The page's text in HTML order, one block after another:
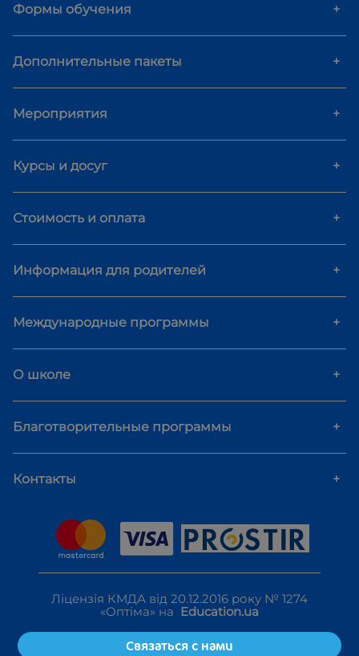
Формы обучения +
Дополнительные пакеты +
Мероприятия +
Курсы и досуг +
Стоимость и оплата +
Информация для родителей +
Международные программы +
О школе +
Благотворительные программы +
Контакты +
Ліцензія КМДА від 20.12.2016 року № 1274
«Оптіма» на Education.ua
Связаться с нами